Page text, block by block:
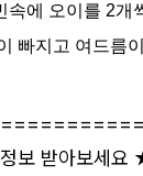
속에 오이를 2개
빠지고 여드름
보 받아보세요